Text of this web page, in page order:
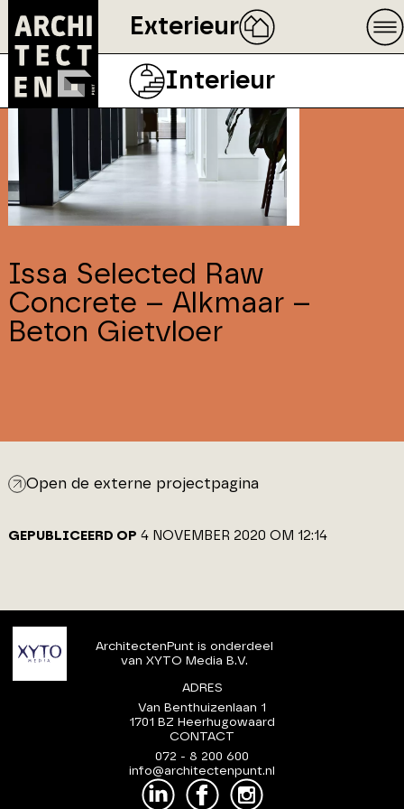
Exterieur
Interieur
Issa Selected Raw
Concrete – Alkmaar –
Beton Gietvloer
Open de externe projectpagina
GEPUBLICEERD OP 4 NOVEMBER 2020 OM 12:14
ArchitectenPunt is onderdeel
van XYTO Media B.V.
ADRES
Van Benthuizenlaan 1
1701 BZ Heerhugowaard
CONTACT
072 - 8 200 600
info@architectenpunt.nl